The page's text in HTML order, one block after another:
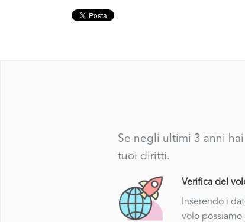
Se negli ultimi 3 anni
tuoi diritti.
Verifica del
Inserendo i
volo possiamo